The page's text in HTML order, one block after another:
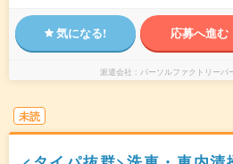
気になる! 応募へ進む
派遣会社 パーソルファクトリーパ
未読